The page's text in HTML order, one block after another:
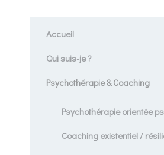
Accueil
Qui suis-je ?
Psychothérapie & Coaching
Psychothérapie orientée
Coaching existentiel /